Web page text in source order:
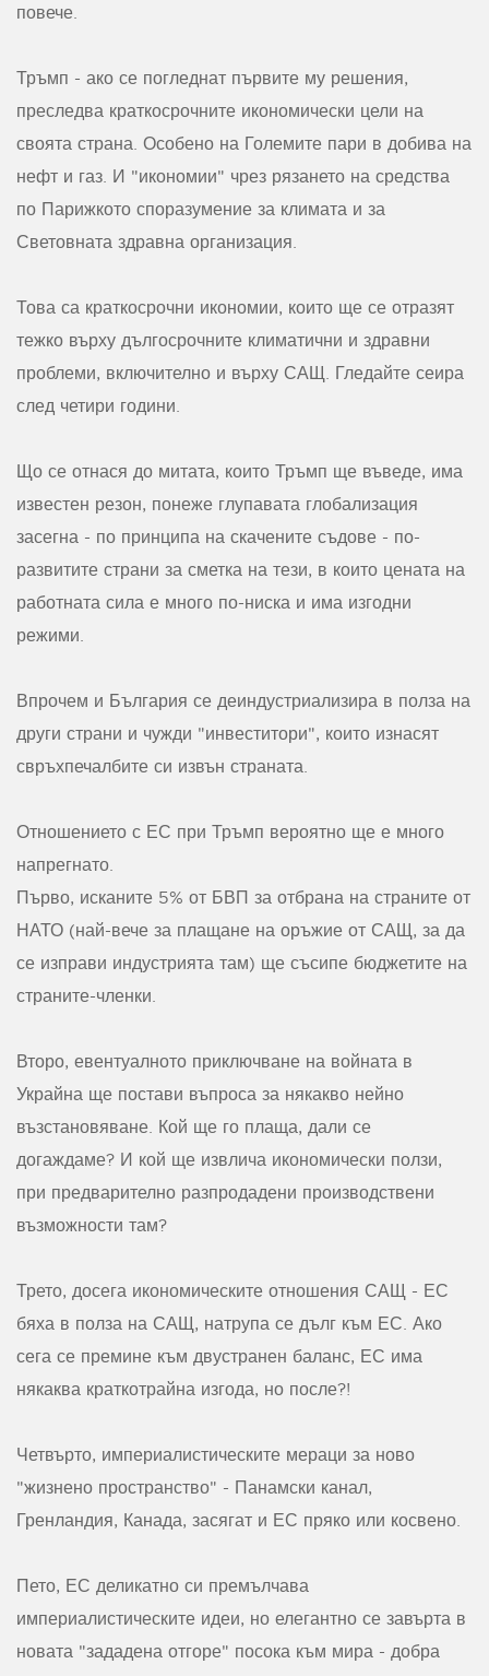
повече.
Тръмп - ако се погледнат първите му решения,
преследва краткосрочните икономически цели на
своята страна. Особено на Големите пари в добива на
нефт и газ. И "икономии" чрез рязането на средства
по Парижкото споразумение за климата и за
Световната здравна организация.
Това са краткосрочни икономии, които ще се отразят
тежко върху дългосрочните климатични и здравни
проблеми, включително и върху САЩ. Гледайте сеира
след четири години.
Що се отнася до митата, които Тръмп ще въведе, има
известен резон, понеже глупавата глобализация
засегна - по принципа на скачените съдове - по-
развитите страни за сметка на тези, в които цената на
работната сила е много по-ниска и има изгодни
режими.
Впрочем и България се деиндустриализира в полза на
други страни и чужди "инвеститори", които изнасят
свръхпечалбите си извън страната.
Отношението с ЕС при Тръмп вероятно ще е много
напрегнато.
Първо, исканите 5% от БВП за отбрана на страните от
НАТО (най-вече за плащане на оръжие от САЩ, за да
се изправи индустрията там) ще съсипе бюджетите на
страните-членки.
Второ, евентуалното приключване на войната в
Украйна ще постави въпроса за някакво нейно
възстановяване. Кой ще го плаща, дали се
догаждаме? И кой ще извлича икономически ползи,
при предварително разпродадени производствени
възможности там?
Трето, досега икономическите отношения САЩ - ЕС
бяха в полза на САЩ, натрупа се дълг към ЕС. Ако
сега се премине към двустранен баланс, ЕС има
някаква краткотрайна изгода, но после?!
Четвърто, империалистическите мераци за ново
"жизнено пространство" - Панамски канал,
Гренландия, Канада, засягат и ЕС пряко или косвено.
Пето, ЕС деликатно си премълчава
империалистическите идеи, но елегантно се завърта в
новата "зададена отгоре" посока към мира - добра